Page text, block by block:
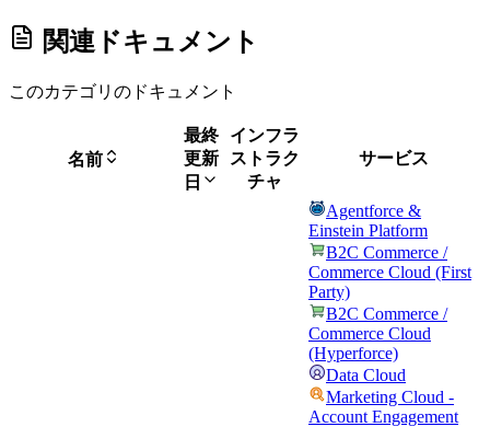
関連ドキュメント
このカテゴリのドキュメント
名前
最終
更新
日
インフラ
ストラク
チャ
サービス
Agentforce &
Einstein Platform
B2C Commerce /
Commerce Cloud (First
Party)
B2C Commerce /
Commerce Cloud
(Hyperforce)
Data Cloud
Marketing Cloud -
Account Engagement